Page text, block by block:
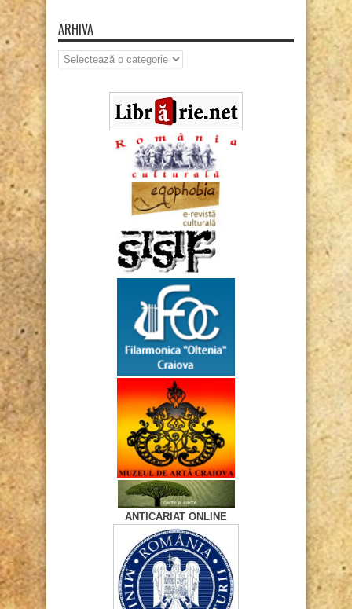
ARHIVA
Arhiva
ANTICARIAT ONLINE